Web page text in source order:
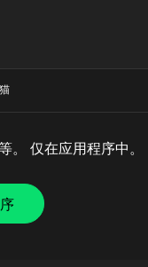
。 仅在应用程序中。